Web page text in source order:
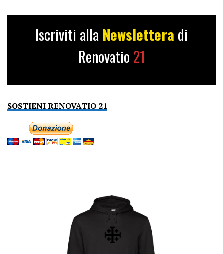
Iscriviti alla Newslettera di
Renovatio 21
SOSTIENI RENOVATIO 21